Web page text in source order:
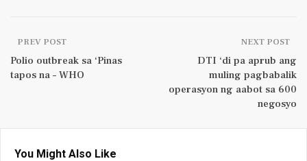
PREV POST
Polio outbreak sa ‘Pinas
tapos na – WHO
NEXT POST
DTI ‘di pa aprub ang
muling pagbabalik
operasyon ng aabot sa 600
negosyo
You Might Also Like